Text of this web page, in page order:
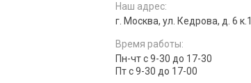
Наш адрес:
г. Москва, ул. Кедрова, д. 6 к.1
Время работы:
Пн-чт с 9-30 до 17-30
Пт с 9-30 до 17-00